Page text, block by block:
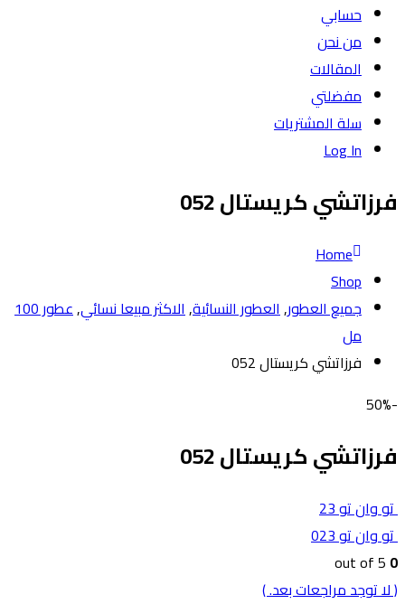
حسابي
من نحن
المقالات
مفضلتي
سلة المشتريات
Log In
فرزاتشي كريستال 052
Home
Shop
جميع العطور,العطور النسائية,الاكثر مبيعا نسائي,
عطور 100
مل
فرزاتشي كريستال 052
-50%
فرزاتشي كريستال 052
تو وان تو 23
تو وان تو 023
0
( لا توجد مراجعات بعد. )